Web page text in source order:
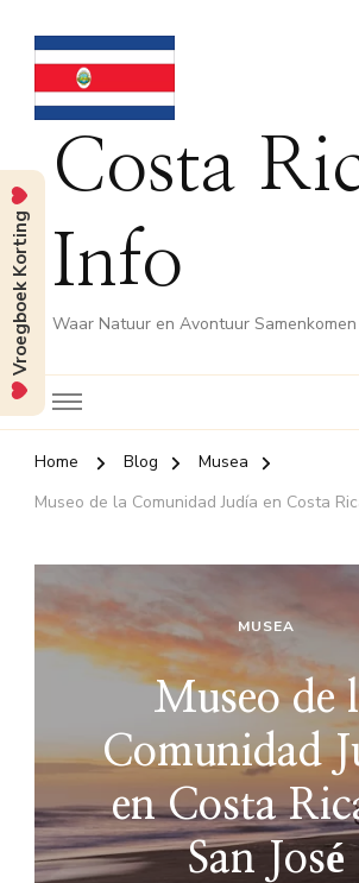
Costa
Info
Waar Natuur en Avontuur Samenkomen
Home Blog
Musea
Museo de la Comunidad Judía en Costa
MUSEA
Museo de
Comunidad
en Costa
San José
Vroegboek Korting